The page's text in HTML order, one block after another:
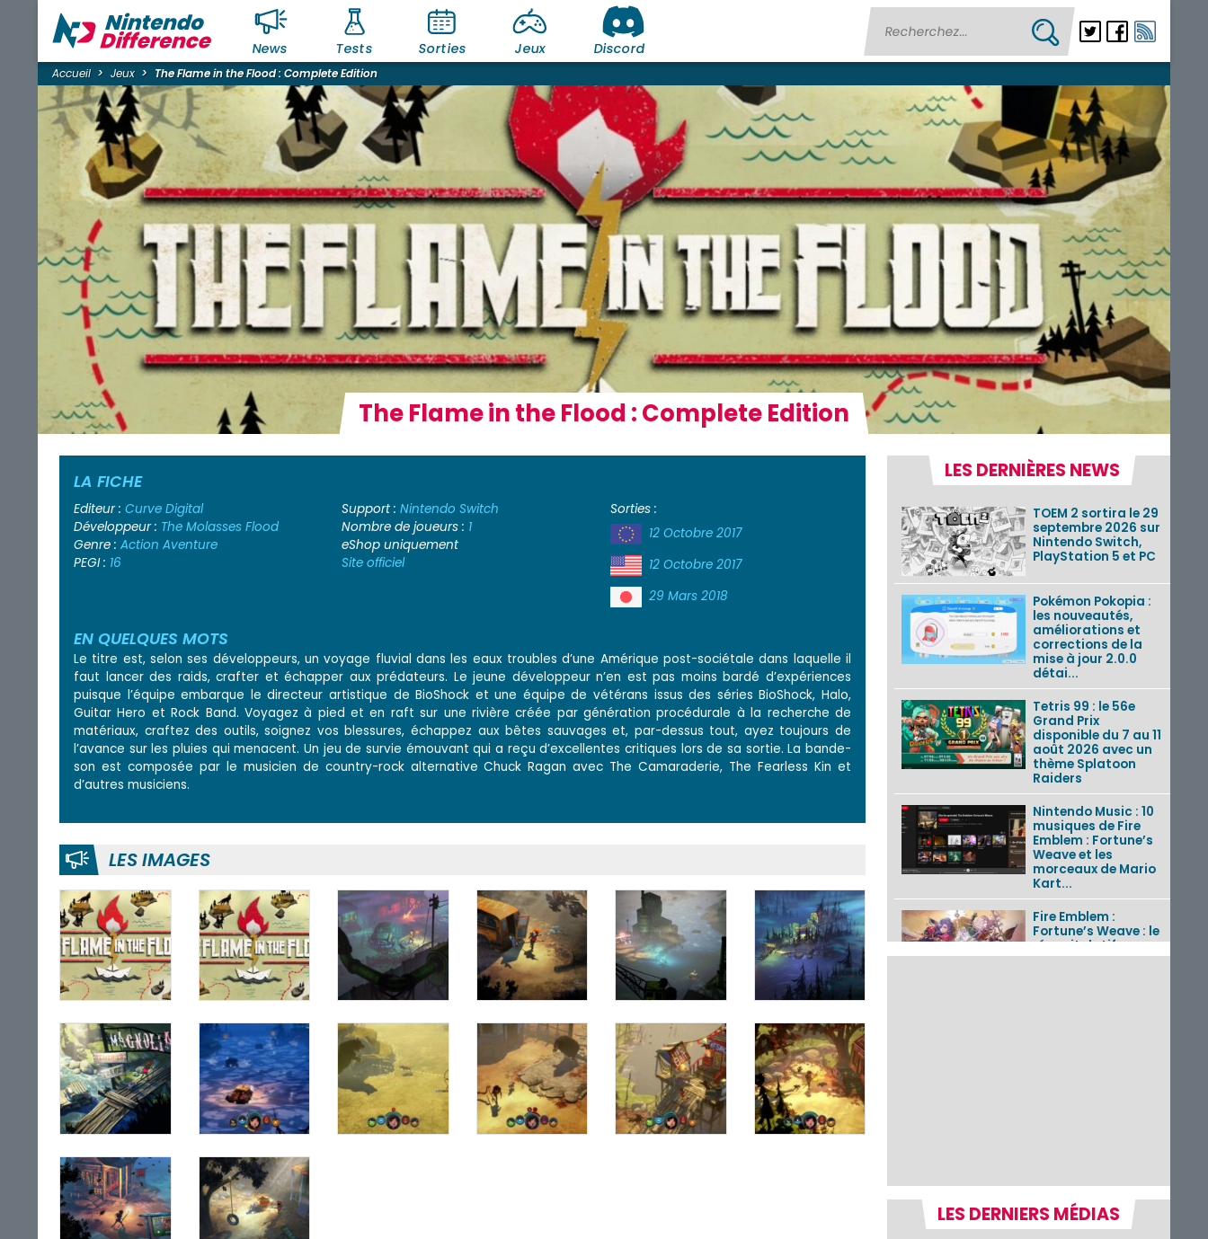
News Tests Sorties Jeux Discord
Accueil Jeux The Flame in the Flood : Complete Edition
The Flame in the Flood : Complete Edition
LA FICHE
Editeur : Curve Digital
Développeur : The Molasses Flood
Genre : Action Aventure
PEGI : 16
Support :Nintendo Switch
Nombre de joueurs : 1
eShop uniquement
Site officiel
Sorties :
12 Octobre 2017
12 Octobre 2017
29 Mars 2018
EN QUELQUES MOTS
Le titre est, selon ses développeurs, un voyage fluvial dans les eaux troubles d’une Amérique post-sociétale dans laquelle il
faut lancer des raids, crafter et échapper aux prédateurs. Le jeune développeur n’en est pas moins bardé d’expériences
puisque l’équipe embarque le directeur artistique de BioShock et une équipe de vétérans issus des séries BioShock, Halo,
Guitar Hero et Rock Band. Voyagez à pied et en raft sur une rivière créée par génération procédurale à la recherche de
matériaux, craftez des outils, soignez vos blessures, échappez aux bêtes sauvages et, par-dessus tout, ayez toujours de
l’avance sur les pluies qui menacent. Un jeu de survie émouvant qui a reçu d’excellentes critiques lors de sa sortie. La bande-
son est composée par le musicien de country-rock alternative Chuck Ragan avec The Camaraderie, The Fearless Kin et
d’autres musiciens.
LES IMAGES
LES DERNIÈRES NEWS
TOEM 2 sortira le 29
septembre 2026 sur
Nintendo Switch,
PlayStation 5 et PC
Pokémon Pokopia :
les nouveautés,
améliorations et
corrections de la
mise à jour 2.0.0
détai...
Tetris 99 : le 56e
Grand Prix
disponible du 7 au 11
août 2026 avec un
thème Splatoon
Raiders
Nintendo Music : 10
musiques de Fire
Emblem : Fortune’s
Weave et les
morceaux de Mario
Kart...
Fire Emblem :
Fortune’s Weave : le
récapitulatif
complet du Direct,
Les sorties eShop de
la semaine 31 de
2026 (Xenoblade
LES DERNIERS MÉDIAS